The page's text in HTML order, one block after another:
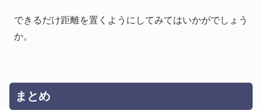
できるだけ距離を置くようにしてみてはいかがでしょう
か。
まとめ